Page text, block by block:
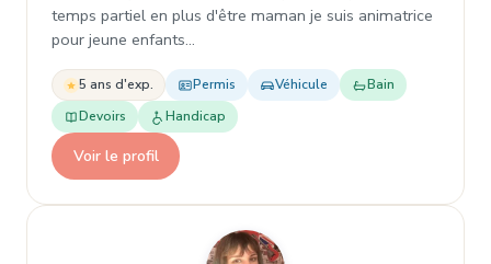
temps partiel en plus d'être maman je suis animatrice
pour jeune enfants…
5 ans d'exp. Permis Véhicule
Bain
Devoirs
Handicap
Voir le profil